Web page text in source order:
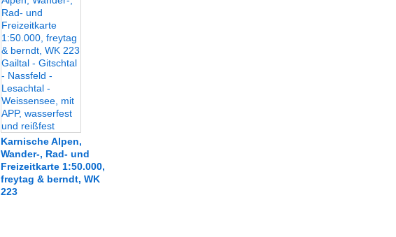
Karnische Alpen,
Wander-, Rad- und
Freizeitkarte 1:50.000,
freytag & berndt, WK
223